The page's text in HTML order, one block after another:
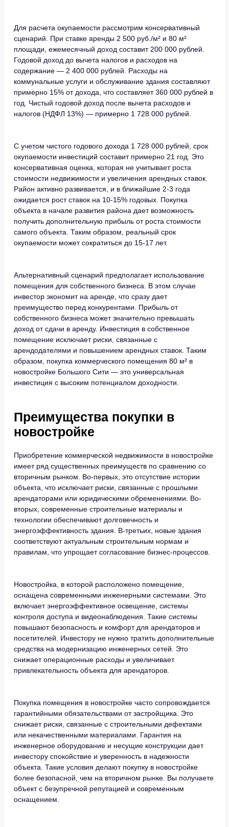
Для расчета окупаемости рассмотрим консервативный
сценарий. При ставке аренды 2 500 руб./м² и 80 м²
площади, ежемесячный доход составит 200 000 рублей.
Годовой доход до вычета налогов и расходов на
содержание — 2 400 000 рублей. Расходы на
коммунальные услуги и обслуживание здания составляют
примерно 15% от дохода, что составляет 360 000 рублей в
год. Чистый годовой доход после вычета расходов и
налогов (НДФЛ 13%) — примерно 1 728 000 рублей.
С учетом чистого годового дохода 1 728 000 рублей, срок
окупаемости инвестиций составит примерно 21 год. Это
консервативная оценка, которая не учитывает роста
стоимости недвижимости и увеличения арендных ставок.
Район активно развивается, и в ближайшие 2-3 года
ожидается рост ставок на 10-15% годовых. Покупка
объекта в начале развития района дает возможность
получить дополнительную прибыль от роста стоимости
самого объекта. Таким образом, реальный срок
окупаемости может сократиться до 15-17 лет.
Альтернативный сценарий предполагает использование
помещения для собственного бизнеса. В этом случае
инвестор экономит на аренде, что сразу дает
преимущество перед конкурентами. Прибыль от
собственного бизнеса может значительно превышать
доход от сдачи в аренду. Инвестиция в собственное
помещение исключает риски, связанные с
арендодателями и повышением арендных ставок. Таким
образом, покупка коммерческого помещения 80 м² в
новостройке Большого Сити — это универсальная
инвестиция с высоким потенциалом доходности.
Преимущества покупки в
новостройке
Приобретение коммерческой недвижимости в новостройке
имеет ряд существенных преимуществ по сравнению со
вторичным рынком. Во-первых, это отсутствие истории
объекта, что исключает риски, связанные с прошлыми
арендаторами или юридическими обременениями. Во-
вторых, современные строительные материалы и
технологии обеспечивают долговечность и
энергоэффективность здания. В-третьих, новые здания
соответствуют актуальным строительным нормам и
правилам, что упрощает согласование бизнес-процессов.
Новостройка, в которой расположено помещение,
оснащена современными инженерными системами. Это
включает энергоэффективное освещение, системы
контроля доступа и видеонаблюдения. Такие системы
повышают безопасность и комфорт для арендаторов и
посетителей. Инвестору не нужно тратить дополнительные
средства на модернизацию инженерных сетей. Это
снижает операционные расходы и увеличивает
привлекательность объекта для арендаторов.
Покупка помещения в новостройке часто сопровождается
гарантийными обязательствами от застройщика. Это
снижает риски, связанные с строительными дефектами
или некачественными материалами. Гарантия на
инженерное оборудование и несущие конструкции дает
инвестору спокойствие и уверенность в надежности
объекта. Такие условия делают покупку в новостройке
более безопасной, чем на вторичном рынке. Вы получаете
объект с безупречной репутацией и современным
оснащением.